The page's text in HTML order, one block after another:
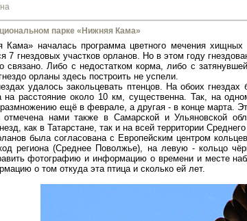
парке «Нижняя Кама»
Кама» началась программа цветного мечения
7 гнездовых участков орланов. Но в этом году
Либо с недостатком корма, либо с
орланы здесь построить не успели.
удалось закольцевать птенцов. На обоих
расстояние около 10 км, существенна. Так, на
ещё в феврале, а другая - в конце марта.
отмечена нами также в Самарской и
как в Татарстане, так и на всей территории
была согласована с Европейским центром
региона (Среднее Поволжье), на левую - кольцо
фотографию и информацию о времени и месте
о том откуда эта птица и сколько ей лет.